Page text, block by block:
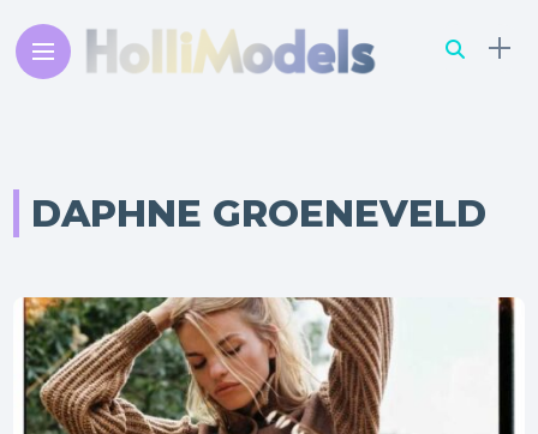
DAPHNE GROENEVELD